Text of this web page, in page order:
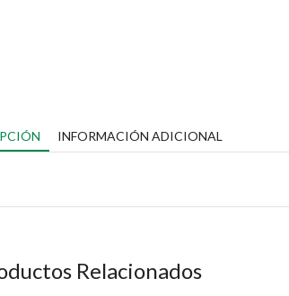
INFORMACIÓN ADICIONAL
Relacionados